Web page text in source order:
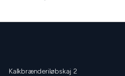
Kalkbrænderiløbskaj 2